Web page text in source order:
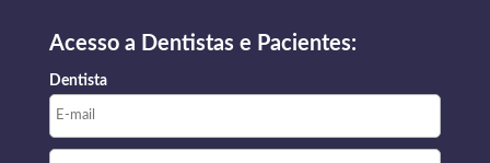
Acesso a Dentistas e Pacientes:
Dentista